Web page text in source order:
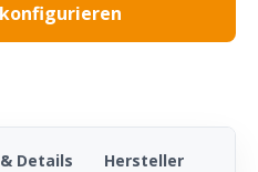
Details Hersteller